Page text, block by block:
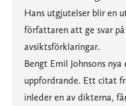
Hans utgjutelser blir en
författaren att ge svar
avsiktsförklaringar.
Bengt Emil Johnsons
uppfordrande. Ett citat
inleder en av dikterna,